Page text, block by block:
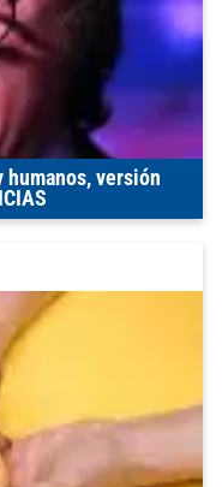
humanos, versión